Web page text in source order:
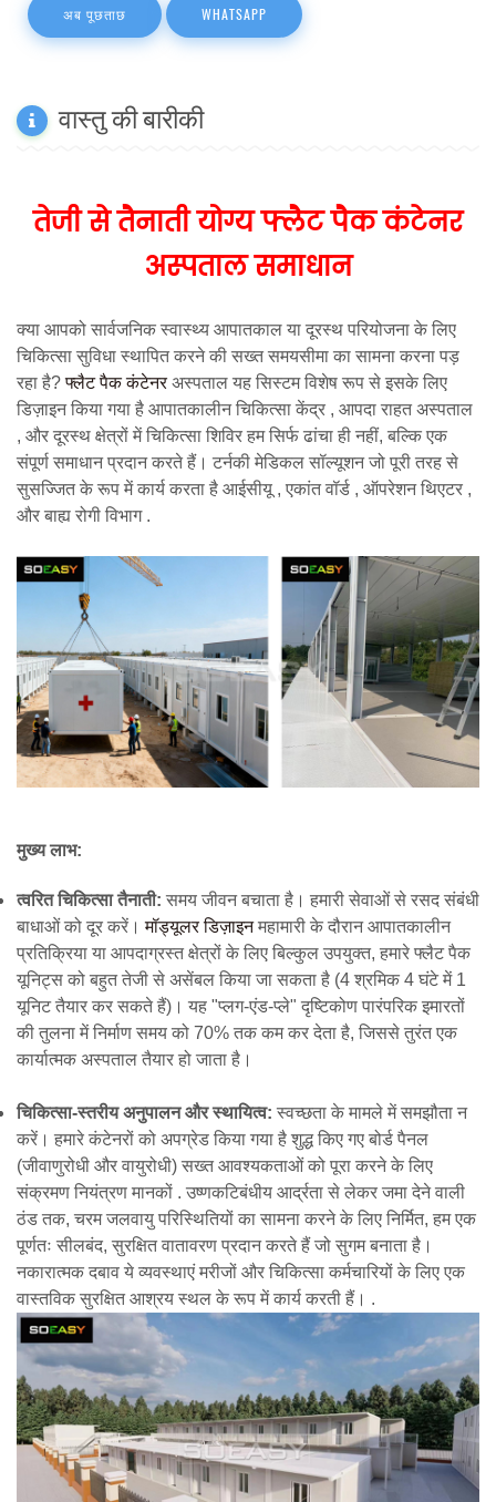
अब पूछताछ WHATSAPP
वास्तु की बारीकी
तेजी से तैनाती योग्य फ्लैट पैक कंटेनर
अस्पताल समाधान
क्या आपको सार्वजनिक स्वास्थ्य आपातकाल या दूरस्थ परियोजना के लिए
चिकित्सा सुविधा स्थापित करने की सख्त समयसीमा का सामना करना पड़
रहा है?फ्लैट पैक कंटेनरअस्पताल यह सिस्टम विशेष रूप से इसके लिए
डिज़ाइन किया गया है आपातकालीन चिकित्सा केंद्र , आपदा राहत अस्पताल
, और दूरस्थ क्षेत्रों में चिकित्सा शिविर हम सिर्फ ढांचा ही नहीं, बल्कि एक
संपूर्ण समाधान प्रदान करते हैं। टर्नकी मेडिकल सॉल्यूशनजो पूरी तरह से
सुसज्जित के रूप में कार्य करता है आईसीयू , एकांत वॉर्ड , ऑपरेशन थिएटर ,
और बाह्य रोगी विभाग .
मुख्य लाभ:
त्वरित चिकित्सा तैनाती: समय जीवन बचाता है। हमारी सेवाओं से रसद संबंधी
बाधाओं को दूर करें।मॉड्यूलर डिज़ाइनमहामारी के दौरान आपातकालीन
प्रतिक्रिया या आपदाग्रस्त क्षेत्रों के लिए बिल्कुल उपयुक्त, हमारे फ्लैट पैक
यूनिट्स को बहुत तेजी से असेंबल किया जा सकता है (4 श्रमिक 4 घंटे में 1
यूनिट तैयार कर सकते हैं)। यह "प्लग-एंड-प्ले" दृष्टिकोण पारंपरिक इमारतों
की तुलना में निर्माण समय को 70% तक कम कर देता है, जिससे तुरंत एक
कार्यात्मक अस्पताल तैयार हो जाता है।
चिकित्सा-स्तरीय अनुपालन और स्थायित्व: स्वच्छता के मामले में समझौता न
करें। हमारे कंटेनरों को अपग्रेड किया गया है शुद्ध किए गए बोर्ड पैनल
(जीवाणुरोधी और वायुरोधी) सख्त आवश्यकताओं को पूरा करने के लिए
संक्रमण नियंत्रण मानकों . उष्णकटिबंधीय आर्द्रता से लेकर जमा देने वाली
ठंड तक, चरम जलवायु परिस्थितियों का सामना करने के लिए निर्मित, हम एक
पूर्णतः सीलबंद, सुरक्षित वातावरण प्रदान करते हैं जो सुगम बनाता है।
नकारात्मक दबाव ये व्यवस्थाएं मरीजों और चिकित्सा कर्मचारियों के लिए एक
वास्तविक सुरक्षित आश्रय स्थल के रूप में कार्य करती हैं। .